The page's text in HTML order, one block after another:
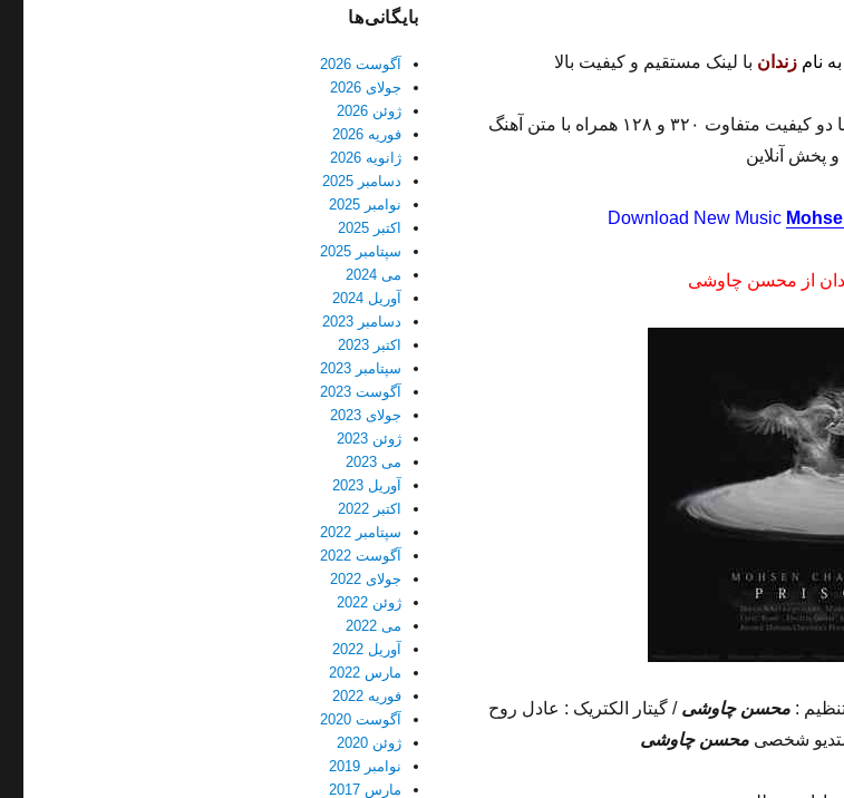
به نام زندان با لینک مستقیم و کیفیت بالا
کیفیت متفاوت ۳۲۰ و ۱۲۸ همراه با متن آهنگ
و پخش آنلاین
Download New Music
از محسن چاوشی
:محسن چاوشی / گیتار الکتریک : عادل روح
شخصیمحسن چاوشی
بایگانی‌ها
آگوست 2026
جولای 2026
ژوئن 2026
فوریه 2026
ژانویه 2026
دسامبر 2025
نوامبر 2025
اکتبر 2025
سپتامبر 2025
می 2024
آوریل 2024
دسامبر 2023
اکتبر 2023
سپتامبر 2023
آگوست 2023
جولای 2023
ژوئن 2023
می 2023
آوریل 2023
اکتبر 2022
سپتامبر 2022
آگوست 2022
جولای 2022
ژوئن 2022
می 2022
آوریل 2022
مارس 2022
فوریه 2022
آگوست 2020
ژوئن 2020
نوامبر 2019
مارس 2017